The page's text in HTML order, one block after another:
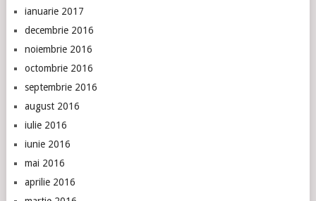
ianuarie 2017
decembrie 2016
noiembrie 2016
octombrie 2016
septembrie 2016
august 2016
iulie 2016
iunie 2016
mai 2016
aprilie 2016